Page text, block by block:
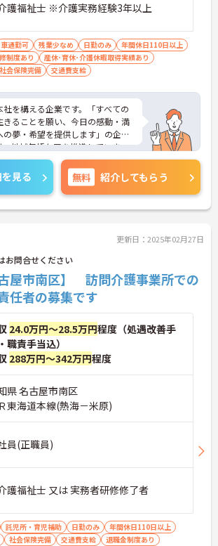
護福祉士 ※介護実務経験3年以上
車通勤可 残業少なめ 日勤のみ
年間休日110日以上
制度あり
産休･育休･介護休暇取得実績あり
社会保険完備 交通費支給
社を構える企業です。「すべての
きることを願い、今日の感動・満
の夢・希望を提供します」の企業
地域包括ケアを推進していま
、面接対策ポイントなど、さら
しますのでお気軽にご相談くだ
見る 無料 紹介してもらう
更新日：2025年02月27日
問合せください
古屋市南区】 訪問介護事業所での
任者の募集です
24.0万円～28.5万円程度（処遇改善手
職責手当込）
288万円～342万円程度
県 名古屋市南区
東海道本線(熱海－米原)
員(正職員)
護福祉士 又は 実務者研修修了者
託児所・育児補助 日勤のみ
年間休日110日以上
社会保険完備 交通費支給 退職金制度あり